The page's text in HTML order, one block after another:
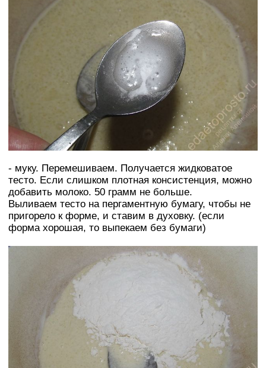
- муку. Перемешиваем. Получается жидковатое
тесто. Если слишком плотная консистенция, можно
добавить молоко. 50 грамм не больше.
Выливаем тесто на пергаментную бумагу, чтобы не
пригорело к форме, и ставим в духовку. (если
форма хорошая, то выпекаем без бумаги)